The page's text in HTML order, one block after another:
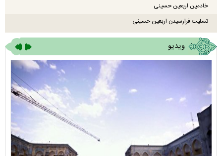
خادمین اربعین حسینی
تسلیت فرارسیدن اربعین حسینی
ویدیو